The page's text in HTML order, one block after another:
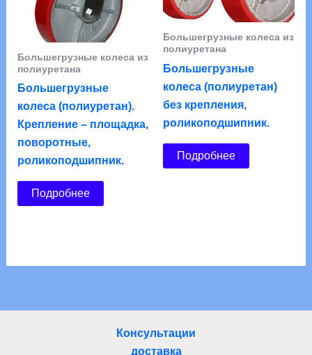
Большегрузные колеса из
полиуретана
Большегрузные
колеса (полиуретан).
Крепление – площадка,
поворотные,
роликоподшипник.
Подробнее
Большегрузные колеса из
полиуретана
Большегрузные
колеса (полиуретан)
без крепления,
роликоподшипник.
Подробнее
Консультации
доставка